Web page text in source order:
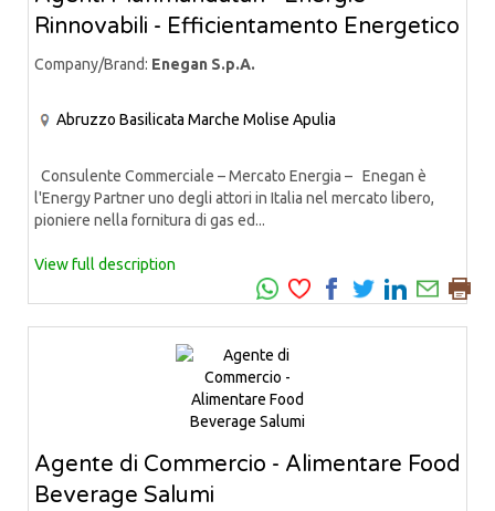
Rinnovabili - Efficientamento Energetico
Company/Brand: Enegan S.p.A.
Abruzzo Basilicata Marche Molise Apulia
Consulente Commerciale – Mercato Energia – Enegan è
l'Energy Partner uno degli attori in Italia nel mercato libero,
pioniere nella fornitura di gas ed...
View full description
Agente di Commercio - Alimentare Food
Beverage Salumi